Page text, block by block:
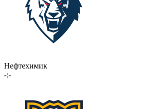
Нефтехимик
-:-